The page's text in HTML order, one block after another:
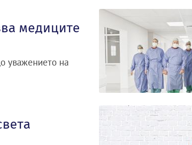
медиците
уважението на